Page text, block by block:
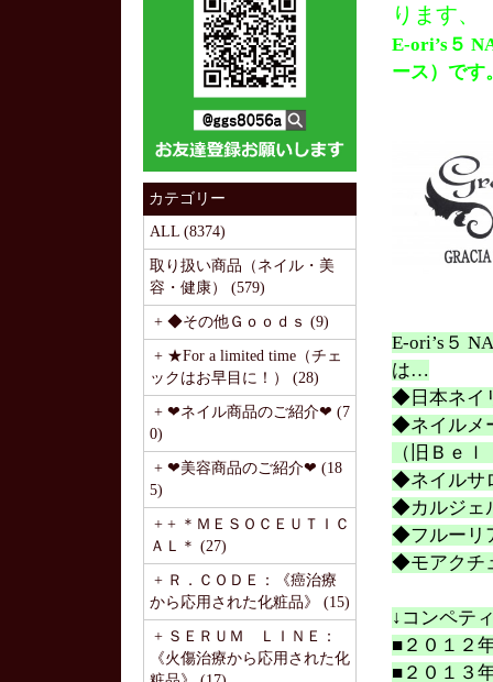
カテゴリー
ALL (8374)
取り扱い商品（ネイル・美
容・健康） (579)
+ ◆その他Ｇｏｏｄｓ (9)
+ ★For a limited time（チェ
ックはお早目に！） (28)
+ ❤ネイル商品のご紹介❤ (7
0)
+ ❤美容商品のご紹介❤ (18
5)
+ + ＊ＭＥＳＯＣＥＵＴＩＣ
ＡＬ＊ (27)
+ Ｒ．ＣＯＤＥ：《癌治療
から応用された化粧品》 (15)
+ ＳＥＲＵＭ ＬＩＮＥ：
《火傷治療から応用された化
ります、
E-ori’s５
ース）です
E-ori’s５
は…
◆日本ネイ
◆ネイルメ
（旧Ｂｅ
◆ネイルサ
◆カルジェ
◆フルーリ
◆モアクチ
↓コンペテ
■２０１２
■２０１